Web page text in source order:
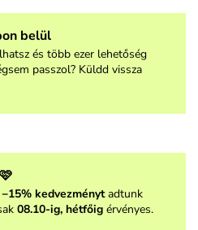
belül
és több ezer lehetőség
passzol? Küldd vissza
kedvezménytadtunk
08.10-ig, hétfőigérvényes.